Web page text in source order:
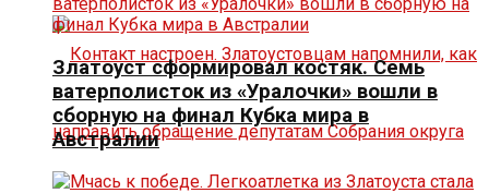
Златоуст сформировал костяк. Семь
ватерполисток из «Уралочки» вошли в
сборную на финал Кубка мира в
Австралии